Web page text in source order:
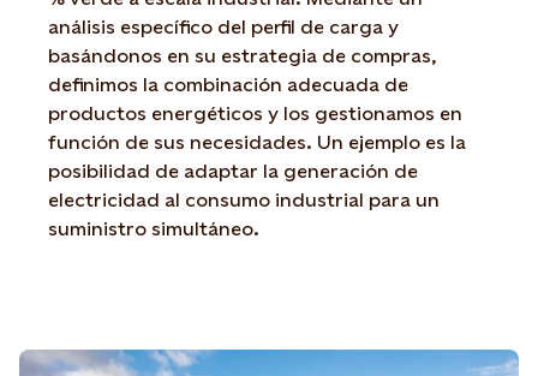
análisis específico del perfil de carga y
basándonos en su estrategia de compras,
definimos la combinación adecuada de
productos energéticos y los gestionamos en
función de sus necesidades. Un ejemplo es la
posibilidad de adaptar la generación de
electricidad al consumo industrial para un
suministro simultáneo.